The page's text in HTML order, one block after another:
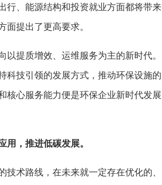
行、能源结构和投资就业方面都将带来
提出了更高要求。
提质增效、运维服务为主的新时代。
科技引领的发展方式，推动环保设施的
核心服务能力便是环保企业新时代发展
，推进低碳发展。
术路线，在未来就一定存在优化的、